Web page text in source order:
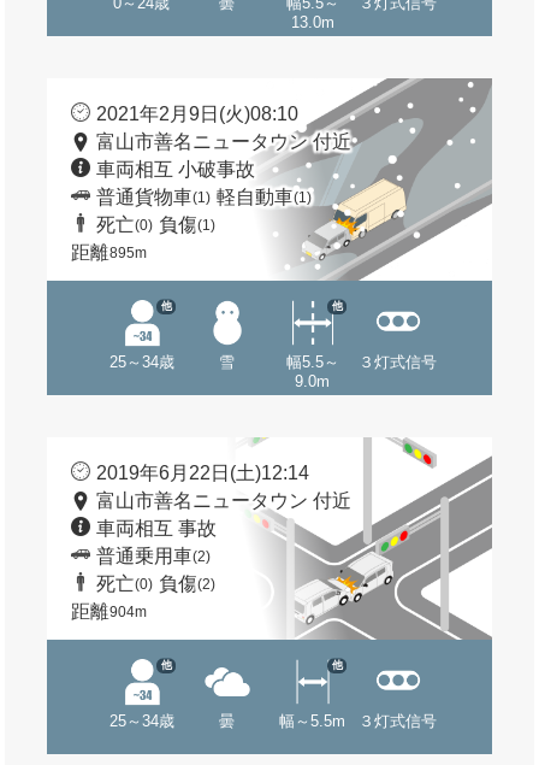
13.0m
2021年2月9日(火)08:10
富山市善名ニュータウン 付近
車両相互 小破事故
普通貨物車(1) 軽自動車(1)
死亡(0) 負傷(1)
距離895m
25～34歳
他
雪
幅5.5～
9.0m
他
３灯式信号
2019年6月22日(土)12:14
富山市善名ニュータウン 付近
車両相互 事故
普通乗用車(2)
死亡(0) 負傷(2)
距離904m
25～34歳
他
曇 幅～5.5m
他
３灯式信号